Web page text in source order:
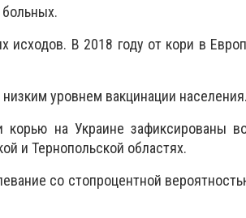
исходов. В 2018 году от кори в
уровнем вакцинации населения.
корью на Украине зафиксированы
и Тернопольской областях.
со стопроцентной